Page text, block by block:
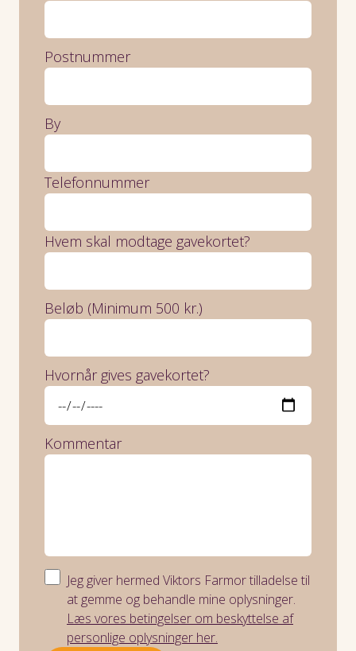
Postnummer
By
Telefonnummer
Hvem skal modtage gavekortet?
Beløb (Minimum 500 kr.)
Hvornår gives gavekortet?
Kommentar
Jeg giver hermed Viktors Farmor tilladelse til
at gemme og behandle mine oplysninger.
Læs vores betingelser om beskyttelse af
personlige oplysninger her.